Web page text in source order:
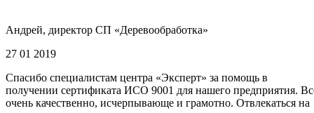
Андрей, директор СП «Деревообработка»
27 01 2019
Спасибо специалистам центра «Эксперт» за помощь в
получении сертификата ИСО 9001 для нашего предприятия.
очень качественно, исчерпывающе и грамотно. Отвлекаться на